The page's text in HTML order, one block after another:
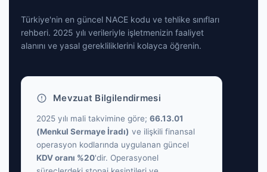
Türkiye'nin en güncel NACE kodu ve tehlike sınıfları
rehberi. 2025 yılı verileriyle işletmenizin faaliyet
alanını ve yasal gerekliliklerini kolayca öğrenin.
Mevzuat Bilgilendirmesi
2025 yılı mali takvimine göre; 66.13.01
(Menkul Sermaye İradı) ve ilişkili finansal
operasyon kodlarında uygulanan güncel
KDV oranı %20'dir. Operasyonel